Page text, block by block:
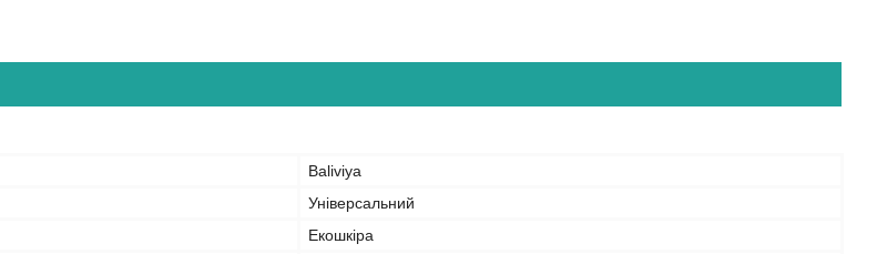
Baliviya
Універсальний
Екошкіра